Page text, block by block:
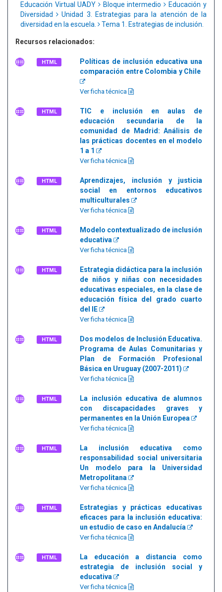
Educación Virtual UADY
Bloque intermedio
Educación y
Diversidad
Unidad 3. Estrategias para la atención de la
diversidad en la escuela.
Tema 1. Estrategias de inclusión.
Recursos relacionados:
HTML
Políticas de inclusión educativa una
comparación entre Colombia y Chile
Ver ficha técnica
HTML
TIC e inclusión en aulas de
educación secundaria de la
comunidad de Madrid: Análisis de
las prácticas docentes en el modelo
1 a 1
Ver ficha técnica
HTML
Aprendizajes, inclusión y justicia
social en entornos educativos
multiculturales
Ver ficha técnica
HTML
Modelo contextualizado de inclusión
educativa
Ver ficha técnica
HTML
Estrategia didáctica para la inclusión
de niños y niñas con necesidades
educativas especiales, en la clase de
educación física del grado cuarto
del IE
Ver ficha técnica
HTML
Dos modelos de Inclusión Educativa.
Programa de Aulas Comunitarias y
Plan de Formación Profesional
Básica en Uruguay (2007-2011)
Ver ficha técnica
HTML
La inclusión educativa de alumnos
con discapacidades graves y
permanentes en la Unión Europea
Ver ficha técnica
HTML
La inclusión educativa como
responsabilidad social universitaria
Un modelo para la Universidad
Metropolitana
Ver ficha técnica
HTML
Estrategias y prácticas educativas
eficaces para la inclusión educativa:
un estudio de caso en Andalucía
Ver ficha técnica
HTML
La educación a distancia como
estrategia de inclusión social y
educativa
Ver ficha técnica